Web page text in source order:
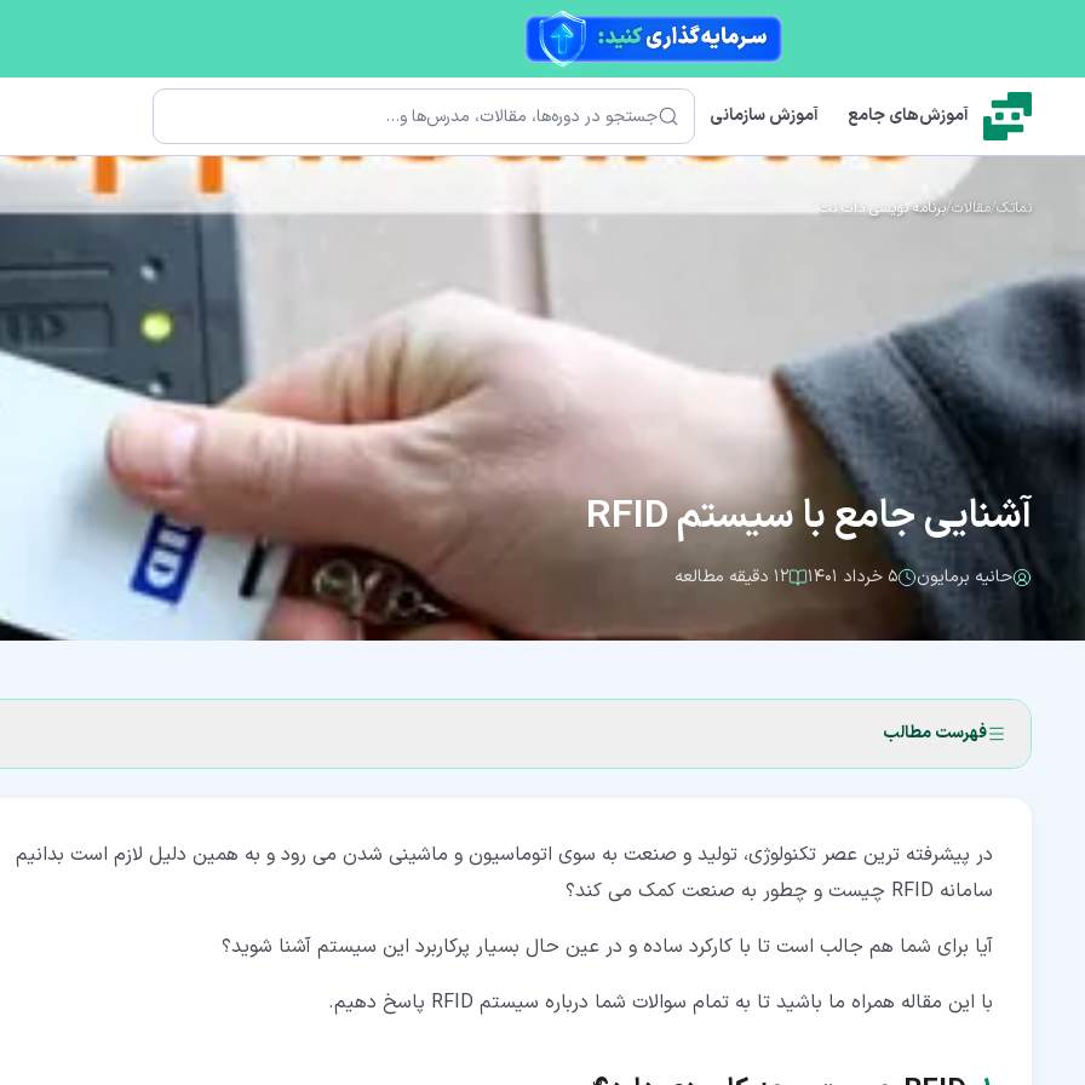
آموزش‌های جامع آموزش سازمانی جستجو
نماتک/مقالات/برنامه نویسی دات نت
آشنایی جامع با سیستم RFID
حانیه برمایون ۵ خرداد ۱۴۰۱ ۱۲ دقیقه مطالعه
فهرست مطالب
۱‏-‏۱‏- سیستم ID چیست؟
۲‏- RFID از چه قسمت هایی تشکیل شده است؟
۳‏- ویژگی های سیستم RFID چیست؟
در پیشرفته ترین عصر تکنولوژی، تولید و صنعت به سوی اتوماسیون و ماشینی شدن می رود و به همین دلیل لازم است بدانیم
سامانه RFID چیست و چطور به صنعت کمک می کند؟
آیا برای شما هم جالب است تا با کارکرد ساده و در عین حال بسیار پرکاربرد این سیستم آشنا شوید؟
با این مقاله همراه ما باشید تا به تمام سوالات شما درباره سیستم RFID پاسخ دهیم.